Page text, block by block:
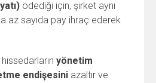
ödediği için, şirket aynı
az sayıda pay ihraç ederek
yönetim
endişesini azaltır ve